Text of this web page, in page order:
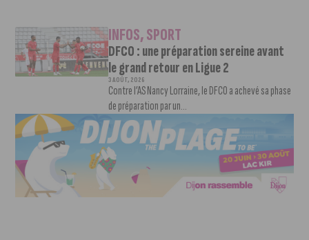
INFOS,SPORT
DFCO : une préparation sereine avant
le grand retour en Ligue 2
3 AOÛT, 2026
Contre l’AS Nancy Lorraine, le DFCO a achevé sa phase
de préparation par un...